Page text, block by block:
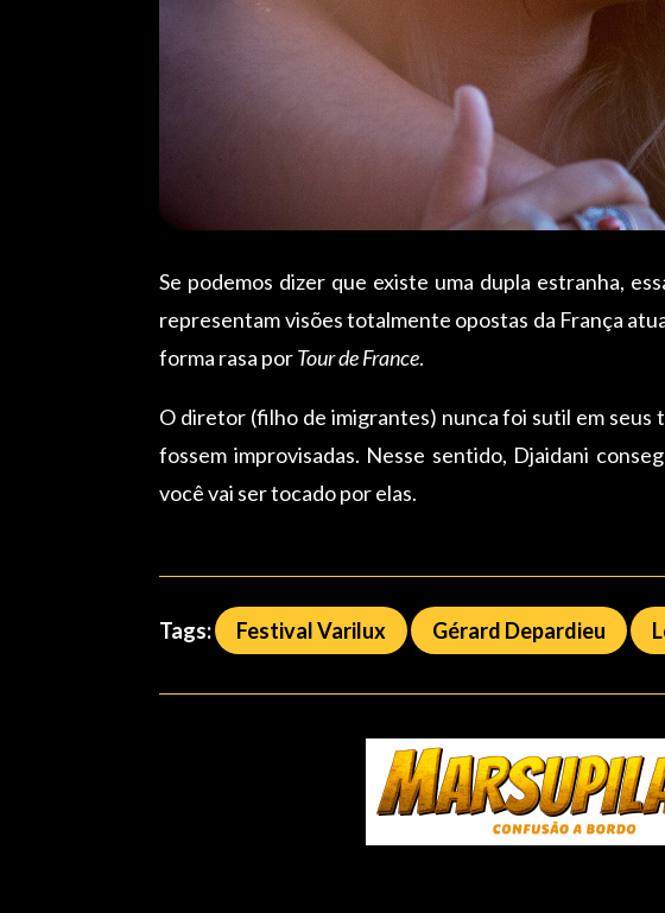
Se podemos dizer que existe uma dupla estranha,
representam visões totalmente opostas da França
forma rasa porTour de France.
O diretor (filho de imigrantes) nunca foi sutil em seus
fossem improvisadas. Nesse sentido, Djaidani
você vai ser tocado por elas.
Tags: Festival Varilux Gérard Depardieu